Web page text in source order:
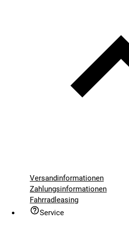
Versandinformationen
Zahlungsinformationen
Fahrradleasing
Service